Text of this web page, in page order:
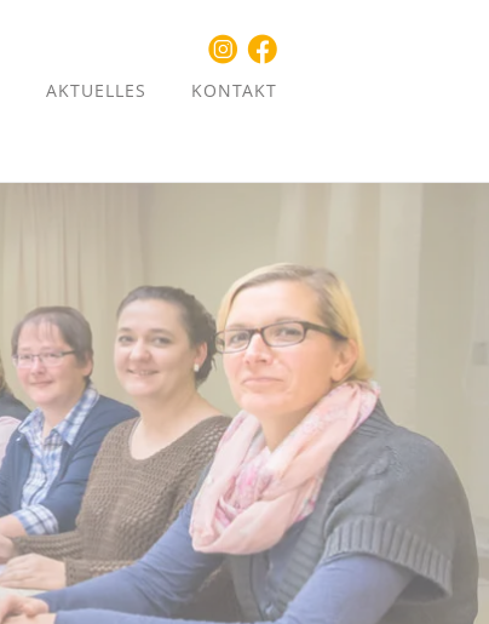
AKTUELLES KONTAKT